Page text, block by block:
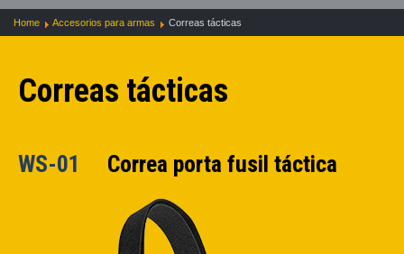
Home Accesorios para armas Correas tácticas
Correas tácticas
WS-01 Correa porta fusil táctica